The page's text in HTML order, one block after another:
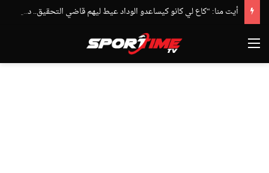
أيت منا: “كاع لي كانو كيساعدو الوداد عيط ليهم قاضي التحقيق.. دابا حتى شي واحد ما بقا باغي يعاون”
القائمة